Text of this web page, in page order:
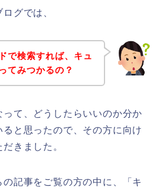
グでは、
で検索すれば、キュ
てみつかるの？
って、どうしたらいいのか分か
と思ったので、その方に向け
きました。
記事をご覧の方の中に、「キ